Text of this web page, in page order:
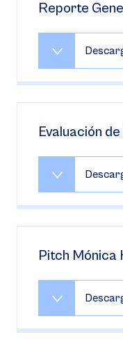
Reporte
Evaluación
Pitch Mónica